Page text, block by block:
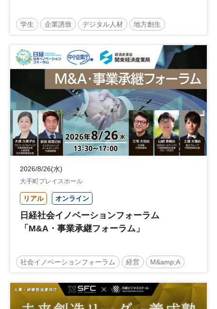
学生 企業誘致 デジタル人材 地方創生
地域活性化 自治体
2026/8/26(水)
大手町プレイスホール
リアル オンライン
日経社会イノベーションフォーラム
「M&A・事業承継フォーラム」
社会イノベーションフォーラム 経営 M&amp;A
事業承継 中堅中小企業
日経社会イノベーションフォーラム 参加無料